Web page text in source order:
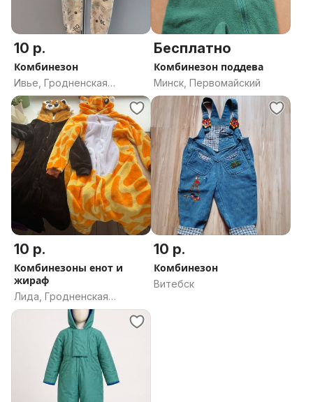
10 р.
Комбинезон
Ивье, Гродненская
область
Бесплатно
Комбинезон поддева
Минск, Первомайский
10 р.
Комбинезоны енот и
жираф
Лида, Гродненская
область
10 р.
Комбинезон
Витебск